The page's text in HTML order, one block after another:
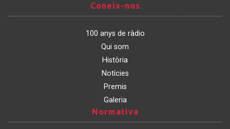
nos
Coneix-nos
100 anys de ràdio
Qui som
Història
Notícies
Premis
Galeria
Normativa